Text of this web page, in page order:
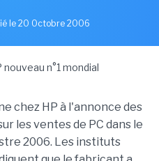
le 20 Octobre 2006
chez HP à l'annonce des
les ventes de PC dans le
2006. Les instituts